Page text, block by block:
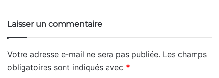
Laisser un commentaire
Votre adresse e-mail ne sera pas publiée. Les champs
obligatoires sont indiqués avec *